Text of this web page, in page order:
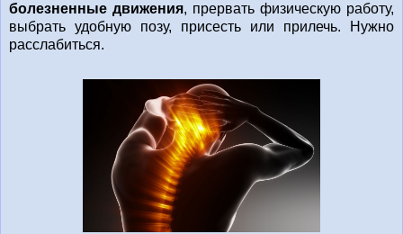
болезненные движения, прервать физическую работу,
выбрать удобную позу, присесть или прилечь. Нужно
расслабиться.